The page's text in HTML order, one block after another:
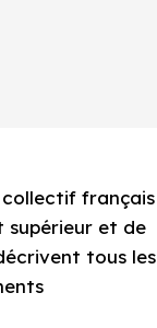
français
supérieur et de
tous les